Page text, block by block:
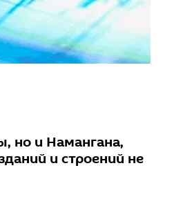
но и Намангана,
и строений не